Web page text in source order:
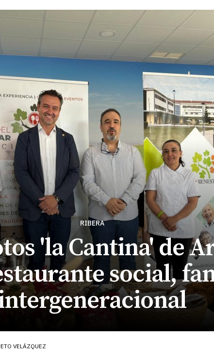
RIBERA
'la Cantina' de
social,
VELÁZQUEZ